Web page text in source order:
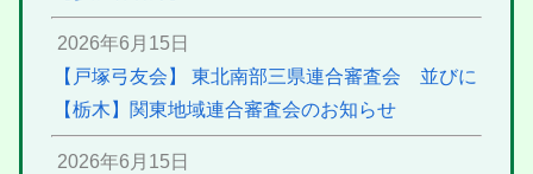
2026年6月15日
【戸塚弓友会】 東北南部三県連合審査会 並びに
【栃木】関東地域連合審査会のお知らせ
2026年6月15日